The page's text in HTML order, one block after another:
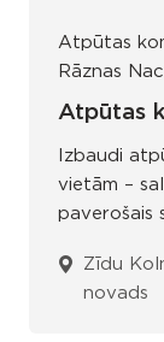
Atpūtas
Rāznas
Atpūtas
Izbaudi
vietām –
paverošais
Zīdu
novads